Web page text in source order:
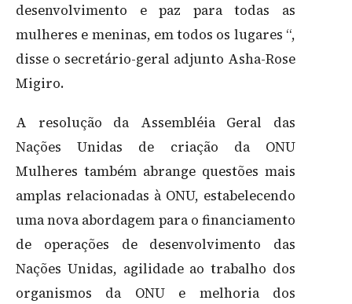
desenvolvimento e paz para todas as
mulheres e meninas, em todos os lugares “,
disse o secretário-geral adjunto Asha-Rose
Migiro.
A resolução da Assembléia Geral das
Nações Unidas de criação da ONU
Mulheres também abrange questões mais
amplas relacionadas à ONU, estabelecendo
uma nova abordagem para o financiamento
de operações de desenvolvimento das
Nações Unidas, agilidade ao trabalho dos
organismos da ONU e melhoria dos